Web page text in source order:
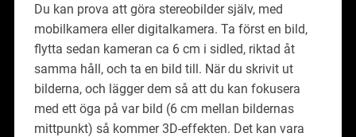
Du kan prova att göra stereobilder själv, med
mobilkamera eller digitalkamera. Ta först en bild,
flytta sedan kameran ca 6 cm i sidled, riktad åt
samma håll, och ta en bild till. När du skrivit ut
bilderna, och lägger dem så att du kan fokusera
med ett öga på var bild (6 cm mellan bildernas
mittpunkt) så kommer 3D-effekten. Det kan vara